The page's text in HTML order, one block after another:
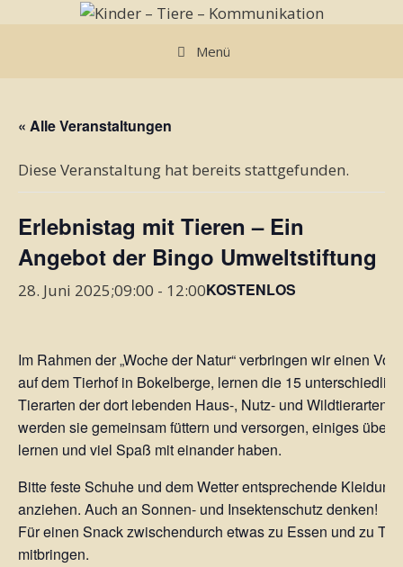
Menü
« Alle Veranstaltungen
Diese Veranstaltung hat bereits stattgefunden.
Erlebnistag mit Tieren – Ein
Angebot der Bingo Umweltstiftung
28. Juni 2025;09:00 - 12:00KOSTENLOS
Im Rahmen der „Woche der Natur“ verbringen wir einen
auf dem Tierhof in Bokelberge, lernen die 15
Tierarten der dort lebenden Haus-, Nutz- und Wildtierarten
werden sie gemeinsam füttern und versorgen, einiges über
lernen und viel Spaß mit einander haben.
Bitte feste Schuhe und dem Wetter entsprechende Kleidung
anziehen. Auch an Sonnen- und Insektenschutz denken!
Für einen Snack zwischendurch etwas zu Essen und zu
mitbringen.